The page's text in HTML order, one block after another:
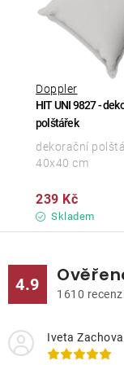
HIT UNI 9827 -
polštářek
Doppler
Skladem
239 Kč
dekorační
40x40 cm
4.9 1610
Iveta